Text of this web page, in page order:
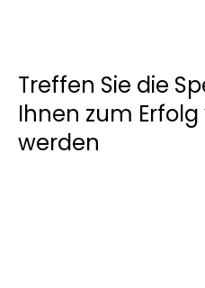
Treffen Sie die
Ihnen zum
werden